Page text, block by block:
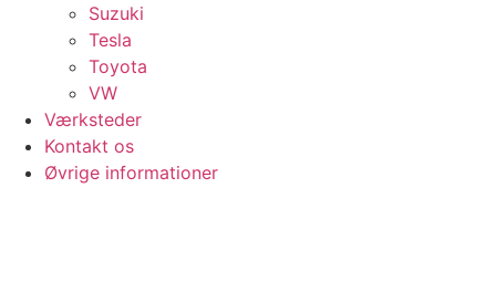
Suzuki
Tesla
Toyota
VW
Værksteder
Kontakt os
Øvrige informationer